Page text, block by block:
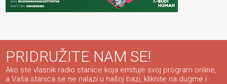
PRIDRUŽITE NAM SE!
Ako ste vlasnik radio stanice koja emituje svoj program online,
a Vaša stanica se ne nalazi u našoj bazi, kliknite na dugme i